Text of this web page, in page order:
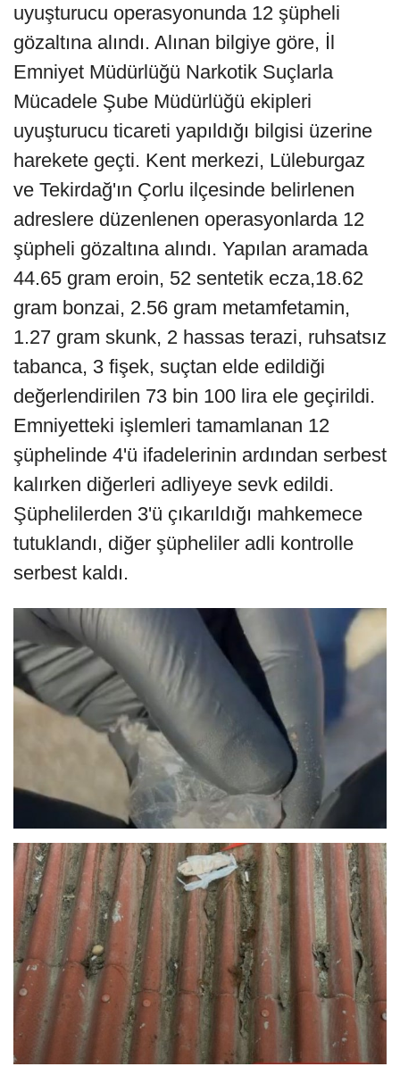
uyuşturucu operasyonunda 12 şüpheli
gözaltına alındı. Alınan bilgiye göre, İl
Emniyet Müdürlüğü Narkotik Suçlarla
Mücadele Şube Müdürlüğü ekipleri
uyuşturucu ticareti yapıldığı bilgisi üzerine
harekete geçti. Kent merkezi, Lüleburgaz
ve Tekirdağ'ın Çorlu ilçesinde belirlenen
adreslere düzenlenen operasyonlarda 12
şüpheli gözaltına alındı. Yapılan aramada
44.65 gram eroin, 52 sentetik ecza,18.62
gram bonzai, 2.56 gram metamfetamin,
1.27 gram skunk, 2 hassas terazi, ruhsatsız
tabanca, 3 fişek, suçtan elde edildiği
değerlendirilen 73 bin 100 lira ele geçirildi.
Emniyetteki işlemleri tamamlanan 12
şüphelinde 4'ü ifadelerinin ardından serbest
kalırken diğerleri adliyeye sevk edildi.
Şüphelilerden 3'ü çıkarıldığı mahkemece
tutuklandı, diğer şüpheliler adli kontrolle
serbest kaldı.